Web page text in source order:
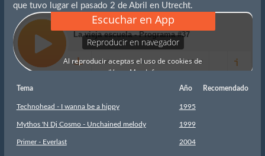
que tuvo lugar el pasado 2 de Abril en Utrecht.
Tema Año Recomendado
Technohead - I wanna be a hippy 1995
Mythos 'N Dj Cosmo - Unchained melody 1999
Primer - Everlast 2004